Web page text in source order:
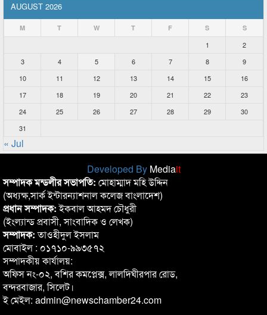
AUGUST 2026
M T W T F S S
1
2
3
4 5 6 7 8
9
10
11 12 13 14 15
16
17
18 19 20 21 22
23
24
25 26 27 28 29
30
31
« Jul
Developed By Mediait
সম্পাদক মন্ডলীর সভাপতি: মোহাম্মাদ মহি উদ্দিন
(অধ্যক্ষ,সার্ক ইন্টারন্যাশনাল কলেজ বাংলাদেশ)
প্রধান সম্পাদক:ইকবাল আহমদ চৌধুরী
(ইংল্যান্ড প্রবাসী, সাংবাদিক ও লেখক)
সম্পাদক:তাওহীদুল ইসলাম
মোবাইল : ০১৭১০-৯৯৩৫৭২
সম্পাদকীয় কার্যালয়:
অফিস নং-০২, বশির কমপ্লেক্স, লালদিঘীরপার রোড,
বন্দরবাজার, সিলেট।
ই মেইল: admin@newschamber24.com